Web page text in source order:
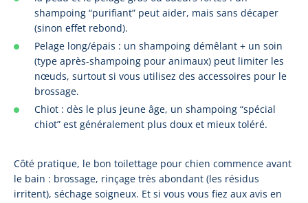
shampoing “purifiant” peut aider, mais sans décaper
(sinon effet rebond).
Pelage long/épais : un shampoing démêlant + un soin
(type après-shampoing pour animaux) peut limiter les
nœuds, surtout si vous utilisez des accessoires pour le
brossage.
Chiot : dès le plus jeune âge, un shampoing “spécial
chiot” est généralement plus doux et mieux toléré.
Côté pratique, le bon toilettage pour chien commence avant
le bain : brossage, rinçage très abondant (les résidus
irritent), séchage soigneux. Et si vous vous fiez aux avis en